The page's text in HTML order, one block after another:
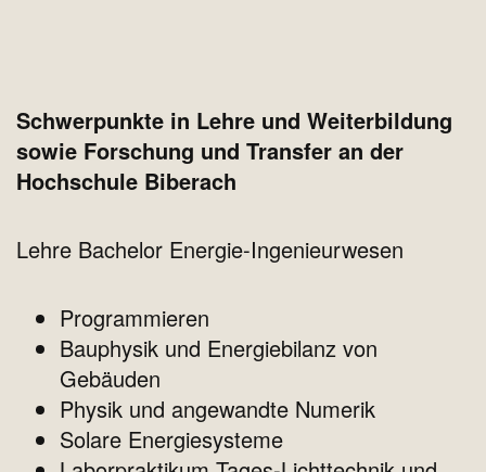
Schwerpunkte in Lehre und Weiterbildung
sowie Forschung und Transfer an der
Hochschule Biberach
Lehre Bachelor Energie-Ingenieurwesen
Programmieren
Bauphysik und Energiebilanz von
Gebäuden
Physik und angewandte Numerik
Solare Energiesysteme